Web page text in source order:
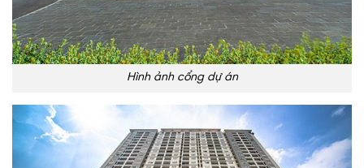
Hình ảnh cổng dự án